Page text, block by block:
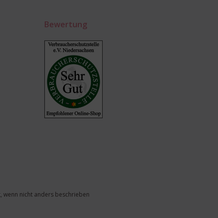
Bewertung
wenn nicht anders beschrieben